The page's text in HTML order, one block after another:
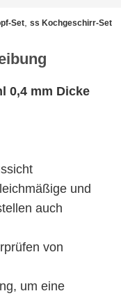
Set ,ss Kochgeschirr-Set
0,4 mm Dicke
und
auch
von
um eine